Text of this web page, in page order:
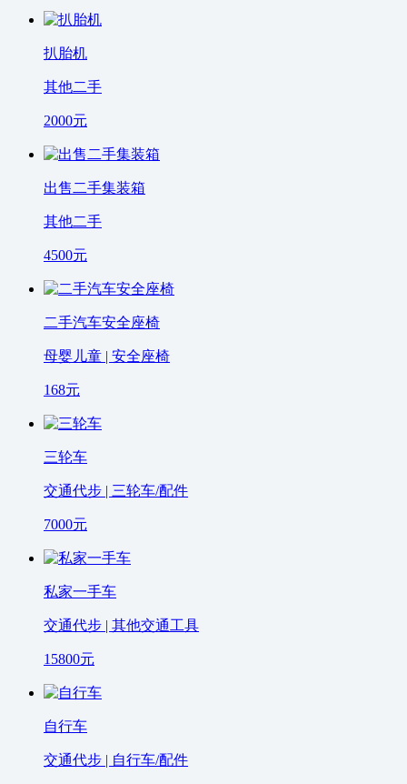
扒胎机
其他二手
2000元
出售二手集装箱
其他二手
4500元
二手汽车安全座椅
母婴儿童 | 安全座椅
168元
三轮车
交通代步 | 三轮车/配件
7000元
私家一手车
交通代步 | 其他交通工具
15800元
自行车
交通代步 | 自行车/配件